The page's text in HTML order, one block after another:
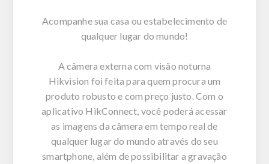
Acompanhe sua casa ou estabelecimento de
qualquer lugar do mundo!
A câmera externa com visão noturna
Hikvision foi feita para quem procura um
produto robusto e com preço justo. Com o
aplicativo HikConnect, você poderá acessar
as imagens da câmera em tempo real de
qualquer lugar do mundo através do seu
smartphone, além de possibilitar a gravação